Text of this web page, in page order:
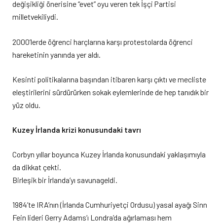
değişikliği önerisine “evet” oyu veren tek İşçi Partisi
milletvekiliydi.
2000’lerde öğrenci harçlarına karşı protestolarda öğrenci
hareketinin yanında yer aldı.
Kesinti politikalarına başından itibaren karşı çıktı ve mecliste
eleştirilerini sürdürürken sokak eylemlerinde de hep tanıdık bir
yüz oldu.
Kuzey İrlanda krizi konusundaki tavrı
Corbyn yıllar boyunca Kuzey İrlanda konusundaki yaklaşımıyla
da dikkat çekti.
Birleşik bir İrlanda’yı savunageldi.
1984’te IRA’nın (İrlanda Cumhuriyetçi Ordusu) yasal ayağı Sinn
Fein lideri Gerry Adams’ı Londra’da ağırlaması hem